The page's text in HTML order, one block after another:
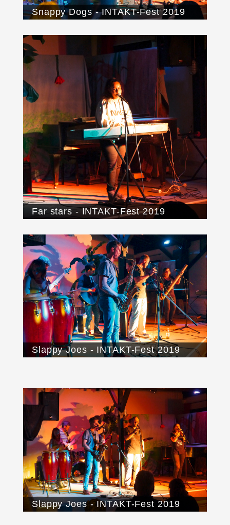
Snappy Dogs - INTAKT-Fest 2019
Far stars - INTAKT-Fest 2019
Slappy Joes - INTAKT-Fest 2019
Slappy Joes - INTAKT-Fest 2019